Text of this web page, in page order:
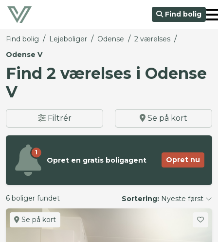
Find bolig
Find bolig / Lejeboliger / Odense / 2 værelses /
Odense V
Find 2 værelses i Odense
V
Filtrér Se på kort
1
Opret en gratis boligagent Opret nu
6 boliger fundet Sortering: Nyeste først
Se på kort